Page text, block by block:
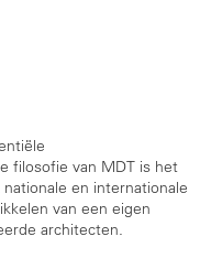
filosofie van MDT is het
en internationale
van een eigen
architecten.